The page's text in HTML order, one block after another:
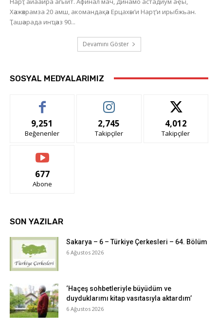
Хәажәкрамза 20 амш, акомандақәа Ерцахәы’и Нарҭ’и ирыбжьан.
Ҭашәарада инҵәаз 90...
Devamını Göster
SOSYAL MEDYALARIMIZ
9,251
Beğenenler
2,745
Takipçiler
4,012
Takipçiler
677
Abone
SON YAZILAR
Sakarya – 6 – Türkiye Çerkesleri – 64. Bölüm
6 Ağustos 2026
‘Haçeş sohbetleriyle büyüdüm ve
duyduklarımı kitap vasıtasıyla aktardım’
6 Ağustos 2026